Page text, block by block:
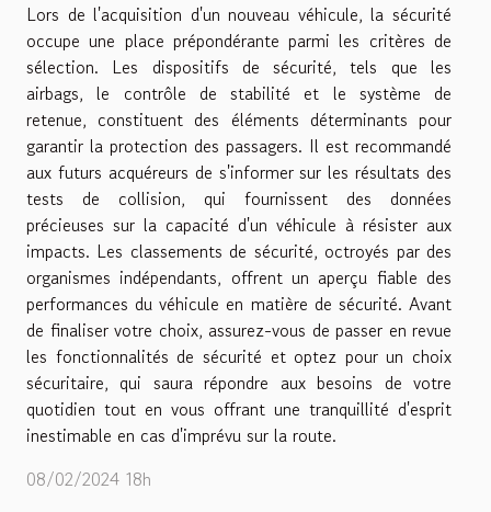
Lors de l'acquisition d'un nouveau véhicule, la sécurité
occupe une place prépondérante parmi les critères de
sélection. Les dispositifs de sécurité, tels que les
airbags, le contrôle de stabilité et le système de
retenue, constituent des éléments déterminants pour
garantir la protection des passagers. Il est recommandé
aux futurs acquéreurs de s'informer sur les résultats des
tests de collision, qui fournissent des données
précieuses sur la capacité d'un véhicule à résister aux
impacts. Les classements de sécurité, octroyés par des
organismes indépendants, offrent un aperçu fiable des
performances du véhicule en matière de sécurité. Avant
de finaliser votre choix, assurez-vous de passer en revue
les fonctionnalités de sécurité et optez pour un choix
sécuritaire, qui saura répondre aux besoins de votre
quotidien tout en vous offrant une tranquillité d'esprit
inestimable en cas d'imprévu sur la route.
08/02/2024 18h